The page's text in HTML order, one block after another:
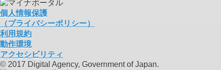
個人情報保護
（プライバシーポリシー）
利用規約
動作環境
アクセシビリティ
© 2017 Digital Agency, Government of Japan.